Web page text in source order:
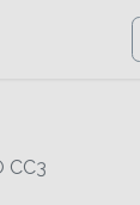
CC3